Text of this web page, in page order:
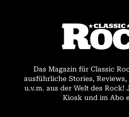
Das Magazin für Classic
ausführliche Stories,
u.v.m. aus der Welt des Rock!
Kiosk und im Abo